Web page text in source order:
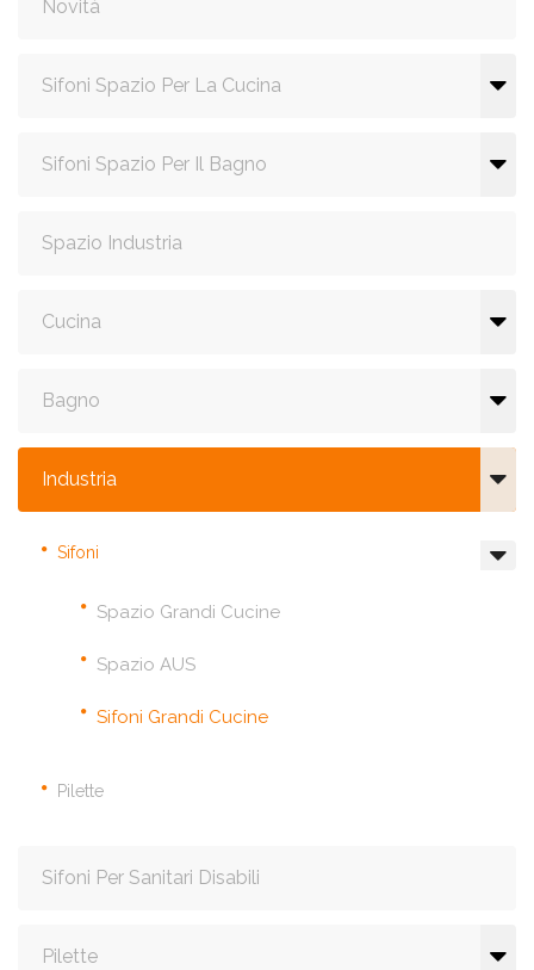
Novità
Sifoni Spazio Per La Cucina
Sifoni Spazio Per Il Bagno
Spazio Industria
Cucina
Bagno
Industria
Sifoni
Spazio Grandi Cucine
Spazio AUS
Sifoni Grandi Cucine
Pilette
Sifoni Per Sanitari Disabili
Pilette